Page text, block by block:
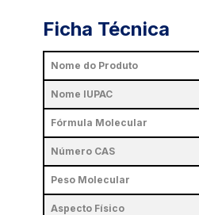
Ficha Técnica
Nome do Produto
Nome IUPAC
Fórmula Molecular
Número CAS
Peso Molecular
Aspecto Físico